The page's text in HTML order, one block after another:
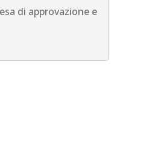
di approvazione e